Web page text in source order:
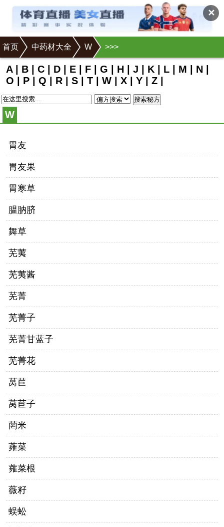
✕
首页 >
中药材大全 >
W >
A| B | C | D | E | F | G | H | J | K | L | M | N |
O | P | Q | R | S | T | W | X | Y | Z |
搜索秘方
W
胃友
胃友果
胃寒草
腽肭脐
舞草
芜荑
芜荑酱
芜菁
芜菁子
芜菁甘蓝子
芜菁花
莴苣
莴苣子
菵米
蕹菜
蕹菜根
薇籽
蜈蚣